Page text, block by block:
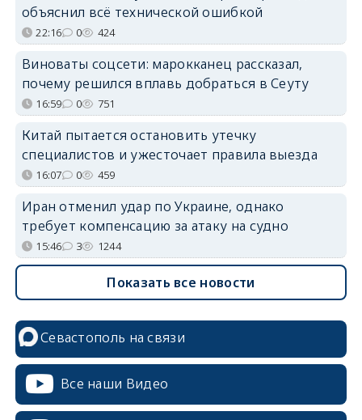
объяснил всё технической ошибкой
22:16 0 424
Виноваты соцсети: марокканец рассказал,
почему решился вплавь добраться в Сеуту
16:59 0 751
Китай пытается остановить утечку
специалистов и ужесточает правила выезда
16:07 0 459
Иран отменил удар по Украине, однако
требует компенсацию за атаку на судно
15:46 3 1244
Показать все новости
Севастополь на связи
Все наши Видео